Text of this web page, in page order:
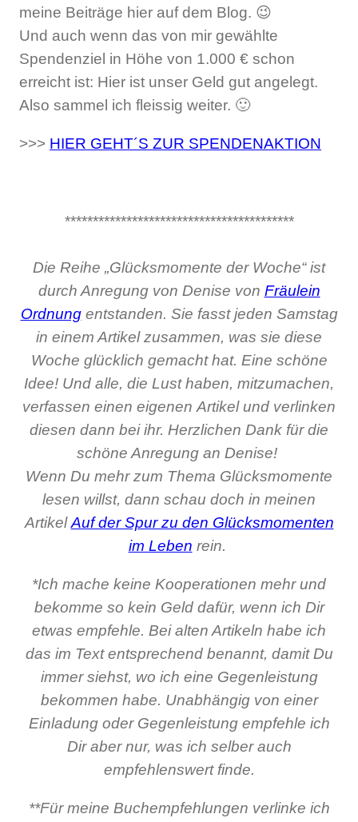
meine Beiträge hier auf dem Blog. 😉
Und auch wenn das von mir gewählte
Spendenziel in Höhe von 1.000 € schon
erreicht ist: Hier ist unser Geld gut angelegt.
Also sammel ich fleissig weiter. 🙂
>>> HIER GEHT´S ZUR SPENDENAKTION
*****************************************
Die Reihe „Glücksmomente der Woche“ ist
durch Anregung von Denise von Fräulein
Ordnungentstanden. Sie fasst jeden Samstag
in einem Artikel zusammen, was sie diese
Woche glücklich gemacht hat. Eine schöne
Idee! Und alle, die Lust haben, mitzumachen,
verfassen einen eigenen Artikel und verlinken
diesen dann bei ihr. Herzlichen Dank für die
schöne Anregung an Denise!
Wenn Du mehr zum Thema Glücksmomente
lesen willst, dann schau doch in meinen
ArtikelAuf der Spur zu den Glücksmomenten
im Leben rein.
*Ich mache keine Kooperationen mehr und
bekomme so kein Geld dafür, wenn ich Dir
etwas empfehle. Bei alten Artikeln habe ich
das im Text entsprechend benannt, damit Du
immer siehst, wo ich eine Gegenleistung
bekommen habe. Unabhängig von einer
Einladung oder Gegenleistung empfehle ich
Dir aber nur, was ich selber auch
empfehlenswert finde.
**Für meine Buchempfehlungen verlinke ich